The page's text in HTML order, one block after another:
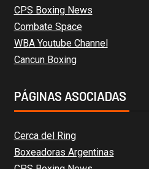
CPS Boxing News
Combate Space
WBA Youtube Channel
Cancun Boxing
PÁGINAS ASOCIADAS
Cerca del Ring
Boxeadoras Argentinas